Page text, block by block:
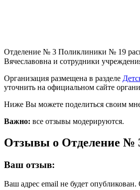
Отделение № 3 Поликлиники № 19
Вячеславовна и сотрудники
Организация размещена в разделе
уточнить на официальном сайте
Ниже Вы можете поделиться своим
Важно: все отзывы модерируются.
Отзывы о Отделение №
Ваш отзыв:
Ваш адрес email не будет опубликован.